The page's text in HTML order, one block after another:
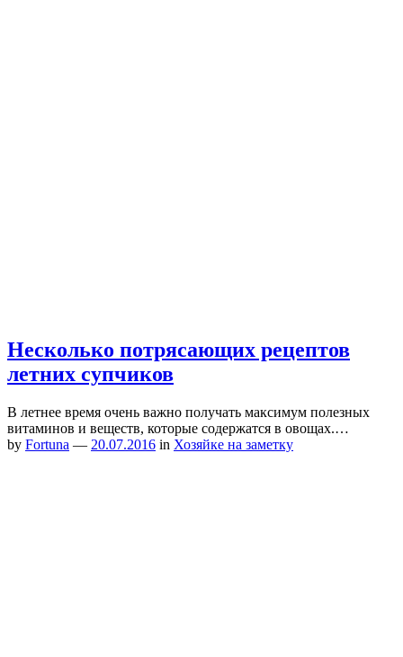
Несколько потрясающих рецептов
летних супчиков
В летнее время очень важно получать максимум полезных
витаминов и веществ, которые содержатся в овощах.…
by Fortuna — 20.07.2016 in Хозяйке на заметку